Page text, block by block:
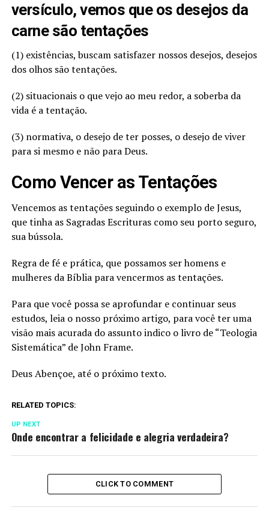
versículo, vemos que os desejos da
carne são tentações
(1) existências, buscam satisfazer nossos desejos, desejos
dos olhos são tentações.
(2) situacionais o que vejo ao meu redor, a soberba da
vida é a tentação.
(3) normativa, o desejo de ter posses, o desejo de viver
para si mesmo e não para Deus.
Como Vencer as Tentações
Vencemos as tentações seguindo o exemplo de Jesus,
que tinha as Sagradas Escrituras como seu porto seguro,
sua bússola.
Regra de fé e prática, que possamos ser homens e
mulheres da Bíblia para vencermos as tentações.
Para que você possa se aprofundar e continuar seus
estudos, leia o nosso próximo artigo, para você ter uma
visão mais acurada do assunto indico o livro de “Teologia
Sistemática” de John Frame.
Deus Abençoe, até o próximo texto.
RELATED TOPICS:
UP NEXT
Onde encontrar a felicidade e alegria verdadeira?
CLICK TO COMMENT